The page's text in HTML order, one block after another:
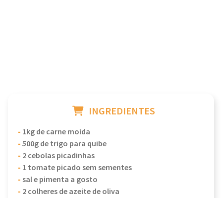
INGREDIENTES
- 1kg de carne moída
-500g de trigo para quibe
- 2 cebolas picadinhas
- 1 tomate picado sem sementes
- sal e pimenta a gosto
- 2 colheres de azeite de oliva